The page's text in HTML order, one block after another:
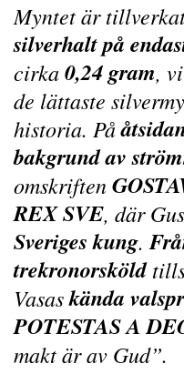
Myntet är
silverhalt på
cirka0,24 gram,
de lättaste
historia. På
bakgrund av
omskriften
REX SVE, där
Sveriges kung.
trekronorsköld
Vasaskända
POTESTAS A
makt är av Gud”.